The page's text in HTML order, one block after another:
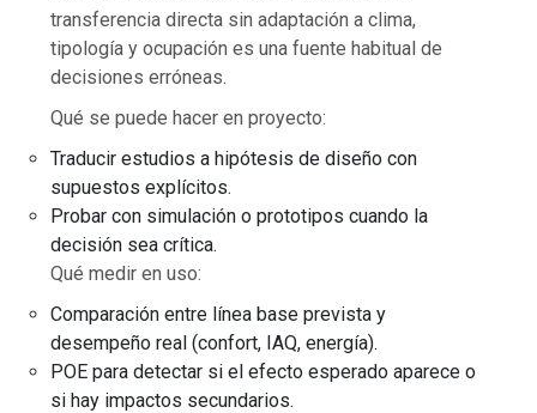
transferencia directa sin adaptación a clima,
tipología y ocupación es una fuente habitual de
decisiones erróneas.
Qué se puede hacer en proyecto:
Traducir estudios a hipótesis de diseño con
supuestos explícitos.
Probar con simulación o prototipos cuando la
decisión sea crítica.
Qué medir en uso:
Comparación entre línea base prevista y
desempeño real (confort, IAQ, energía).
POE para detectar si el efecto esperado aparece o
si hay impactos secundarios.